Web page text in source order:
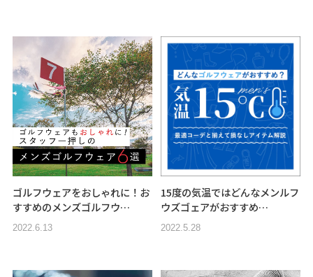
ゴルフウェアをおしゃれに！お
すすめのメンズゴルフウ…
2022.6.13
15度の気温ではどんなメンルフ
ウズゴェアがおすすめ…
2022.5.28